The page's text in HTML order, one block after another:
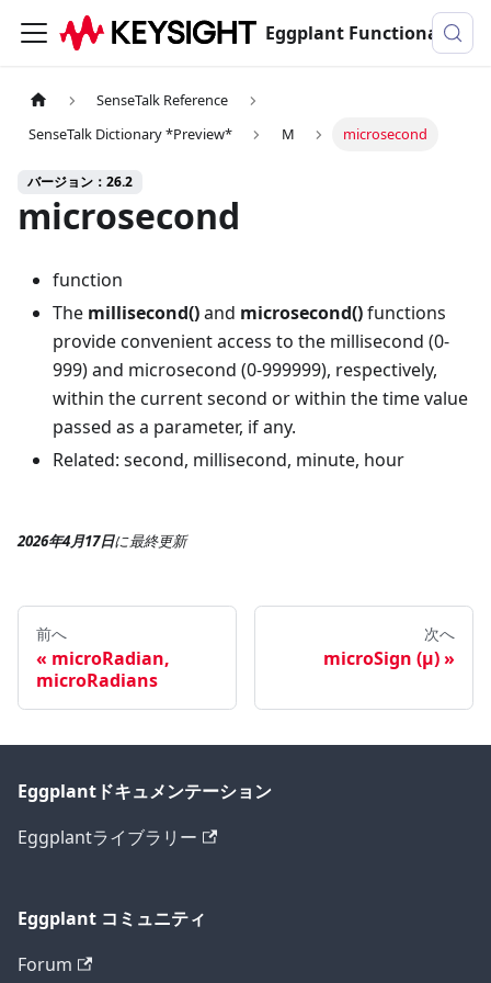
Eggplant Functionalのドキュメンテーション
SenseTalk Reference
SenseTalk Dictionary *Preview*
M microsecond
バージョン：26.2
microsecond
function
The millisecond()and microsecond()functions
provide convenient access to the millisecond (0-
999) and microsecond (0-999999), respectively,
within the current second or within the time value
passed as a parameter, if any.
Related: second, millisecond, minute, hour
2026年4月17日に最終更新
前へ
microRadian,
microRadians
次へ
microSign (µ)
Eggplantドキュメンテーション
Eggplantライブラリー
Eggplant コミュニティ
Forum